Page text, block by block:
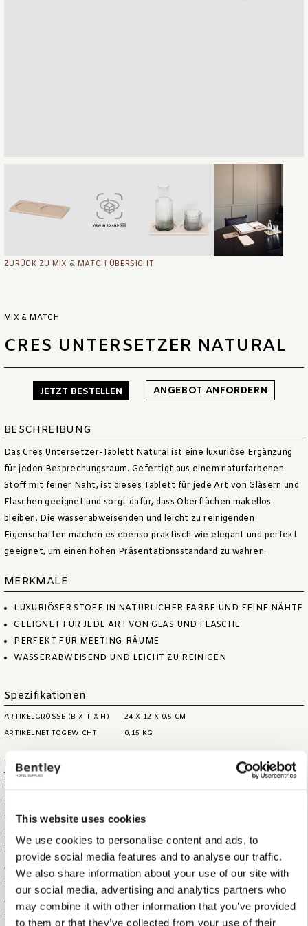
This website uses cookies
We use cookies to personalise content and ads, to
provide social media features and to analyse our traffic.
We also share information about your use of our site with
our social media, advertising and analytics partners who
may combine it with other information that you’ve provided
to them or that they’ve collected from your use of their
ZURÜCK ZU MIX & MATCH ÜBERSICHT
MIX & MATCH
CRES UNTERSETZER NATURAL
JETZT BESTELLEN ANGEBOT ANFORDERN
BESCHREIBUNG
Das Cres Untersetzer-Tablett Natural ist eine luxuriöse Ergänzung
für jeden Besprechungsraum. Gefertigt aus einem naturfarbenen
Stoff mit feiner Naht, ist dieses Tablett für jede Art von Gläsern und
Flaschen geeignet und sorgt dafür, dass Oberflächen makellos
bleiben. Die wasserabweisenden und leicht zu reinigenden
Eigenschaften machen es ebenso praktisch wie elegant und perfekt
geeignet, um einen hohen Präsentationsstandard zu wahren.
MERKMALE
LUXURIÖSER STOFF IN NATÜRLICHER FARBE UND FEINE NÄHTE
GEEIGNET FÜR JEDE ART VON GLAS UND FLASCHE
PERFEKT FÜR MEETING-RÄUME
WASSERABWEISEND UND LEICHT ZU REINIGEN
Spezifikationen
ARTIKELGRÖSSE (B X T X H)
24 X 12 X 0,5 CM
ARTIKELNETTOGEWICHT
0,15 KG
Logistische Informationen
HS CODE
GRÖSSE DER AUSSENBOX (B
XTXH)
GEWICHT DER AUSSENBOX
8,5 KG
BRUTTOGEWICHT DES
ARTIKELS
GESAMTMENGE IN DER
AUSSENBOX
50
GESAMTMENGE PRO PALETTE 6000